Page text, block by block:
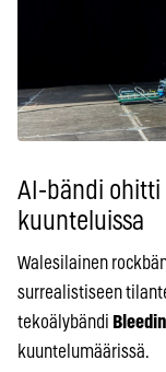
AI-bändi ohitti
kuunteluissa
Walesilainen
surrealistiseen
tekoälybändi
kuuntelumäärissä.